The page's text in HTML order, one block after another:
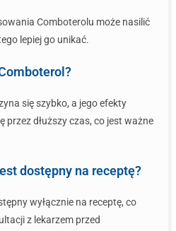
Comboterolu może nasilić
lepiej go unikać.
się szybko, a jego efekty
przez dłuższy czas, co jest ważne
dostępny na receptę?
wyłącznie na receptę, co
z lekarzem przed